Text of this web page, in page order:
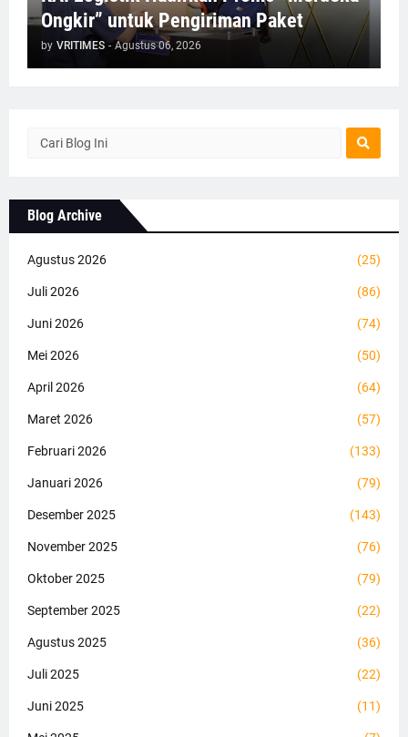
Ongkir” untuk Pengiriman Paket
by VRITIMES - Agustus 06, 2026
Blog Archive
Agustus 2026 (25)
Juli 2026 (86)
Juni 2026 (74)
Mei 2026 (50)
April 2026 (64)
Maret 2026 (57)
Februari 2026 (133)
Januari 2026 (79)
Desember 2025 (143)
November 2025 (76)
Oktober 2025 (79)
September 2025 (22)
Agustus 2025 (36)
Juli 2025 (22)
Juni 2025 (11)